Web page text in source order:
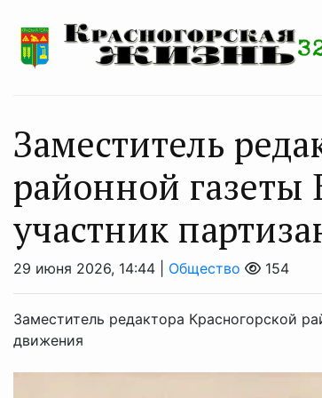
Заместитель
районной
участник
29 июня 2026, 14:44 | Общество 154
Заместитель редактора Красногорской
движения